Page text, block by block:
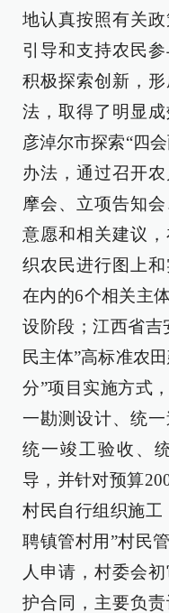
地认真按照有关
引导和支持农民
积极探索创新，
法，取得了明显
彦淖尔市探索“四
办法，通过召开
摩会、立项告知
意愿和相关建议
织农民进行图上
在内的6个相关主
设阶段；江西省吉
民主体”高标准农
分”项目实施方式
一勘测设计、统一
统一竣工验收、
导，并针对预算
村民自行组织施工
聘镇管村用”村民
人申请，村委会
护合同，主要负